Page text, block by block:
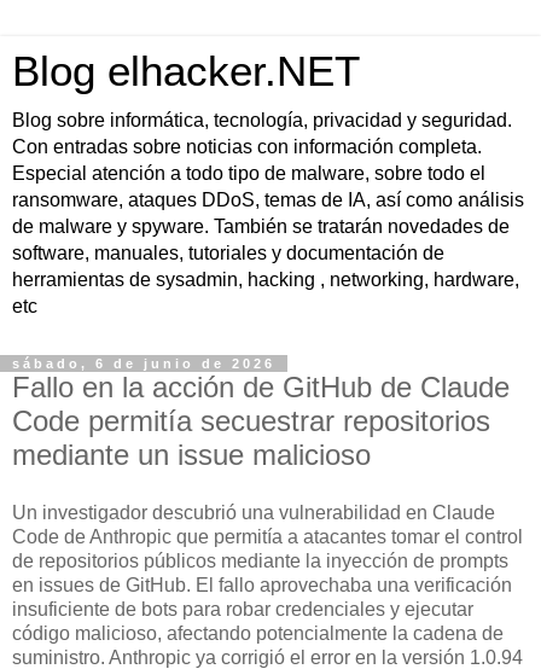
Blog elhacker.NET
Blog sobre informática, tecnología, privacidad y seguridad.
Con entradas sobre noticias con información completa.
Especial atención a todo tipo de malware, sobre todo el
ransomware, ataques DDoS, temas de IA, así como análisis
de malware y spyware. También se tratarán novedades de
software, manuales, tutoriales y documentación de
herramientas de sysadmin, hacking , networking, hardware,
etc
sábado, 6 de junio de 2026
Fallo en la acción de GitHub de Claude
Code permitía secuestrar repositorios
mediante un issue malicioso
Un investigador descubrió una vulnerabilidad en Claude
Code de Anthropic que permitía a atacantes tomar el control
de repositorios públicos mediante la inyección de prompts
en issues de GitHub. El fallo aprovechaba una verificación
insuficiente de bots para robar credenciales y ejecutar
código malicioso, afectando potencialmente la cadena de
suministro. Anthropic ya corrigió el error en la versión 1.0.94